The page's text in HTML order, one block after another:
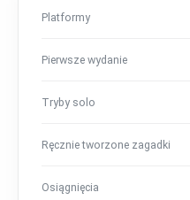
Platformy
Pierwsze wydanie
Tryby solo
Ręcznie tworzone zagadki
Osiągnięcia